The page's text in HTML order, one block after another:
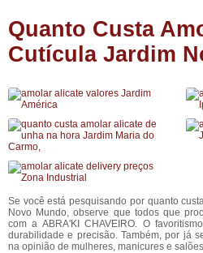
Quanto Custa
Cutícula Jardim
Se você está pesquisando por quanto
Novo Mundo, observe que todos que
com a ABRA'KI CHAVEIRO. O
durabilidade e precisão. Também, por já
na opinião de mulheres, manicures e